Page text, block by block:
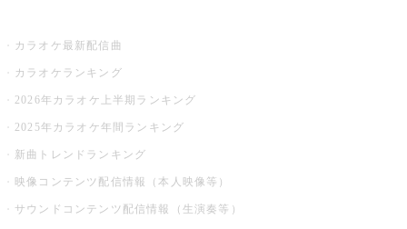
カラオケ最新配信曲
カラオケランキング
2026年カラオケ上半期ランキング
2025年カラオケ年間ランキング
新曲トレンドランキング
映像コンテンツ配信情報（本人映像等）
サウンドコンテンツ配信情報（生演奏等）